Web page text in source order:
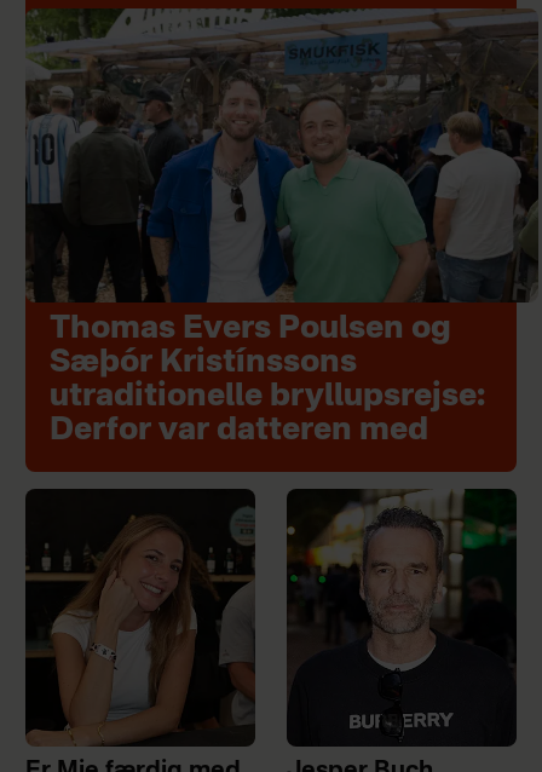
Thomas Evers Poulsen og
Sæþór Kristínssons
utraditionelle bryllupsrejse:
Derfor var datteren med